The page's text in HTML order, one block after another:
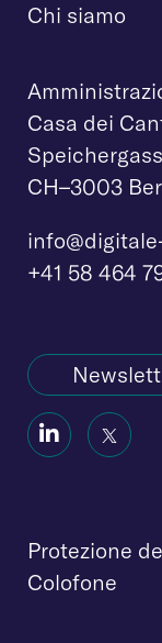
Chi siamo
Casa dei
CH–3003
+41 58 464
Social
Protezione
Colofone